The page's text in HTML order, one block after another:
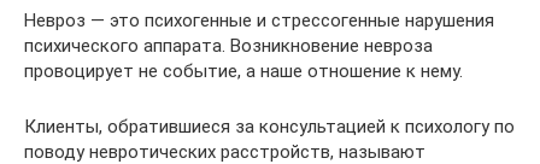
Невроз — это психогенные и стрессогенные нарушения
психического аппарата. Возникновение невроза
провоцирует не событие, а наше отношение к нему.
Клиенты, обратившиеся за консультацией к психологу по
поводу невротических расстройств, называют